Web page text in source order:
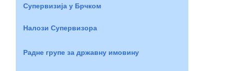
Супервизија у Брчком
Налози Супервизора
Радне групе за државну имовину